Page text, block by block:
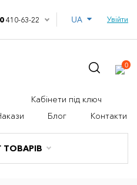
410-63-22 Увійти
ТОВАРІВ
Кабінети під ключ
Блог Контакти
0